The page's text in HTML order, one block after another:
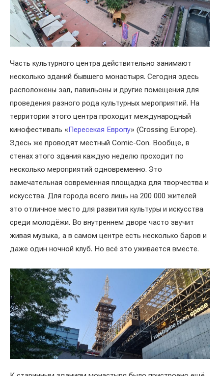
Часть культурного центра действительно занимают
несколько зданий бывшего монастыря. Сегодня здесь
расположены зал, павильоны и другие помещения для
проведения разного рода культурных мероприятий. На
территории этого центра проходит международный
кинофестиваль «Пересекая Европу» (Crossing Europe).
Здесь же проводят местный Comic-Con. Вообще, в
стенах этого здания каждую неделю проходит по
несколько мероприятий одновременно. Это
замечательная современная площадка для творчества и
искусства. Для города всего лишь на 200 000 жителей
это отличное место для развития культуры и искусства
среди молодёжи. Во внутреннем дворе часто звучит
живая музыка, а в самом центре есть несколько баров и
даже один ночной клуб. Но всё это уживается вместе.